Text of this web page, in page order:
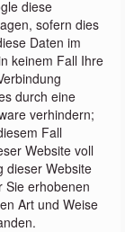
diese
sofern dies
Daten im
keinem Fall Ihre
durch eine
verhindern;
Fall
Website voll
dieser Website
Sie erhobenen
Art und Weise